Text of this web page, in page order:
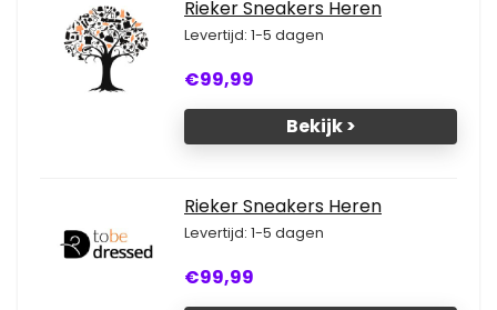
Rieker Sneakers Heren
Levertijd: 1-5 dagen
€99,99
Bekijk >
Rieker Sneakers Heren
Levertijd: 1-5 dagen
€99,99